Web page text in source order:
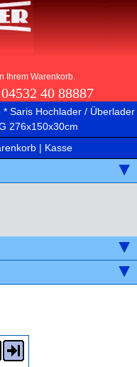
Ihrem Warenkorb.
04532 40 88887
* Saris Hochlader / Überlader
276x150x30cm
| Kasse